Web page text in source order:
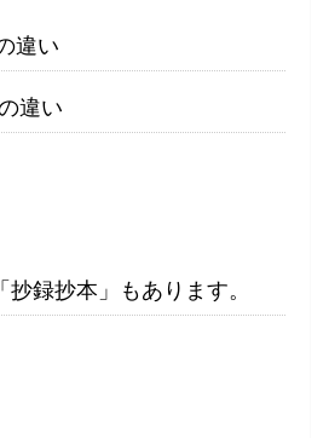
違い
違い
録抄本」もあります。